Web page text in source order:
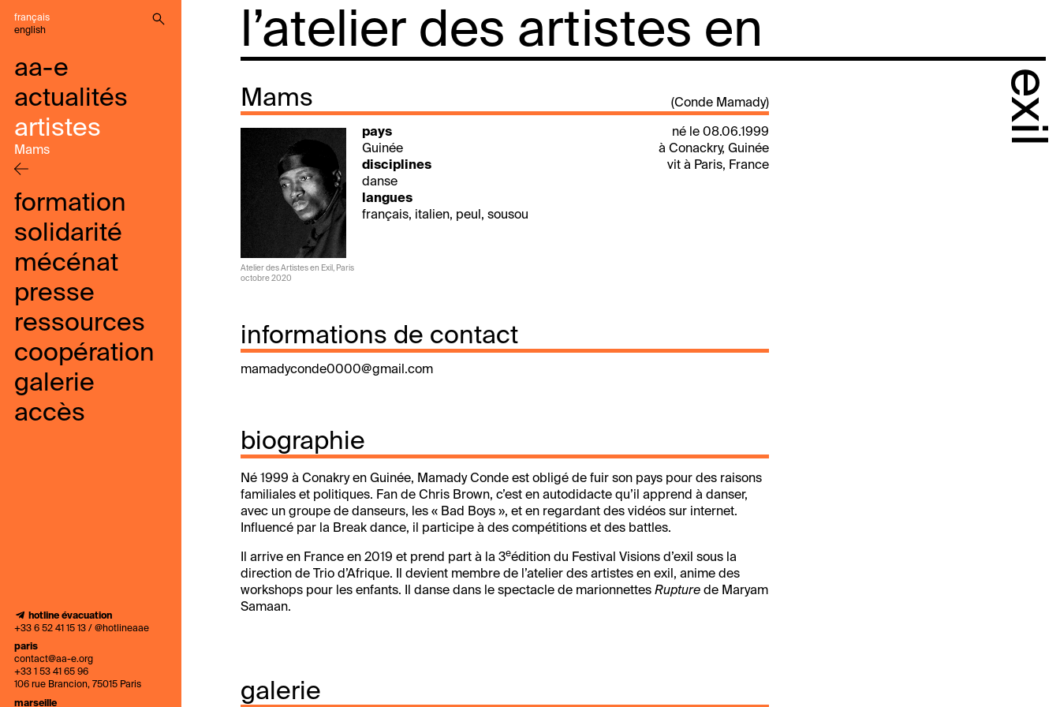
l’atelier des artistes en
français
english
aa-e
actualités
artistes
Mams
formation
solidarité
mécénat
presse
ressources
coopération
galerie
accès
hotline évacuation
+33 6 52 41 15 13 / @hotlineaae
paris
contact@aa-e.org
+33 1 53 41 65 96
106 rue Brancion, 75015 Paris
marseille
exil
Mams (Conde Mamady)
Atelier des Artistes en Exil, Paris
octobre 2020
pays
Guinée
disciplines
danse
langues
français, italien, peul, sousou
né le 08.06.1999
à Conackry, Guinée
vit à Paris, France
informations de contact
mamadyconde0000@gmail.com
biographie
Né 1999 à Conakry en Guinée, Mamady Conde est obligé de fuir son pays pour des raisons
familiales et politiques. Fan de Chris Brown, c’est en autodidacte qu’il apprend à danser,
avec un groupe de danseurs, les « Bad Boys », et en regardant des vidéos sur internet.
Influencé par la Break dance, il participe à des compétitions et des battles.
Il arrive en France en 2019 et prend part à la 3eédition du Festival Visions d’exil sous la
direction de Trio d’Afrique. Il devient membre de l’atelier des artistes en exil, anime des
workshops pour les enfants. Il danse dans le spectacle de marionnettes Rupture de Maryam
Samaan.
galerie